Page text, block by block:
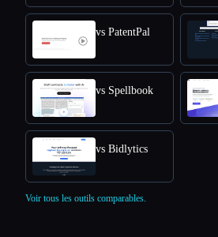
vs PatentPal
vs Spellbook
vs Bidlytics
Voir tous les outils comparables.